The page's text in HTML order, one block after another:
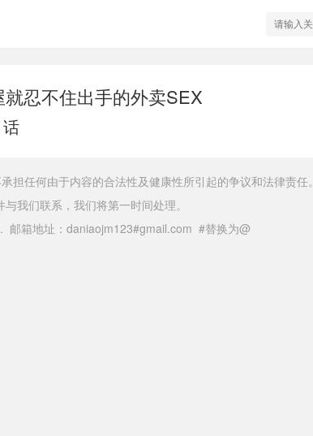
忍不住出手的外卖SEX
任何由于内容的合法性及健康性所引起的争议和法律责任。
我们联系，我们将第一时间处理。
箱地址：daniaojm123#gmail.com #替换为@